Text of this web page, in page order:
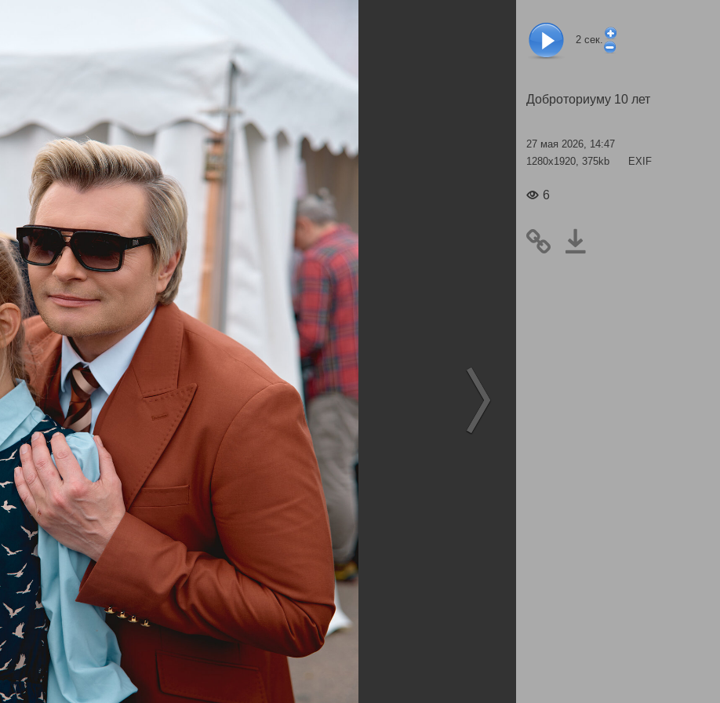
2 сек.
Доброториуму 10 лет
27 мая 2026, 14:47
1280x1920, 375kb
EXIF
6